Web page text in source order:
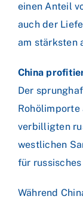
einen Anteil
auch der
am stärksten
China
Der
Rohölimporte
verbilligten
westlichen
für russisches
Während